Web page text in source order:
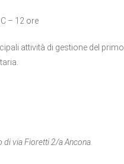
C – 12 ore
attività di gestione del primo
di via Fioretti 2/a Ancona.